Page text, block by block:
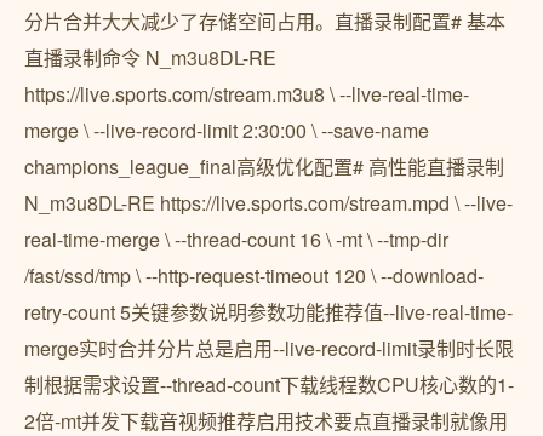
分片合并大大减少了存储空间占用。直播录制配置# 基本
直播录制命令 N_m3u8DL-RE
https://live.sports.com/stream.m3u8 \ --live-real-time-
merge \ --live-record-limit 2:30:00 \ --save-name
champions_league_final高级优化配置# 高性能直播录制
N_m3u8DL-RE https://live.sports.com/stream.mpd \ --live-
real-time-merge \ --thread-count 16 \ -mt \ --tmp-dir
/fast/ssd/tmp \ --http-request-timeout 120 \ --download-
retry-count 5关键参数说明参数功能推荐值--live-real-time-
merge实时合并分片总是启用--live-record-limit录制时长限
制根据需求设置--thread-count下载线程数CPU核心数的1-
2倍-mt并发下载音视频推荐启用技术要点直播录制就像用